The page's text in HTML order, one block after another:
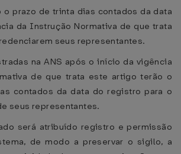
o prazo de trinta dias contados da data
da Instrução Normativa de que trata
seus representantes.
na ANS após o início da vigência
de que trata este artigo terão o
contados da data do registro para o
seus representantes.
será atribuído registro e permissão
de modo a preservar o sigilo, a